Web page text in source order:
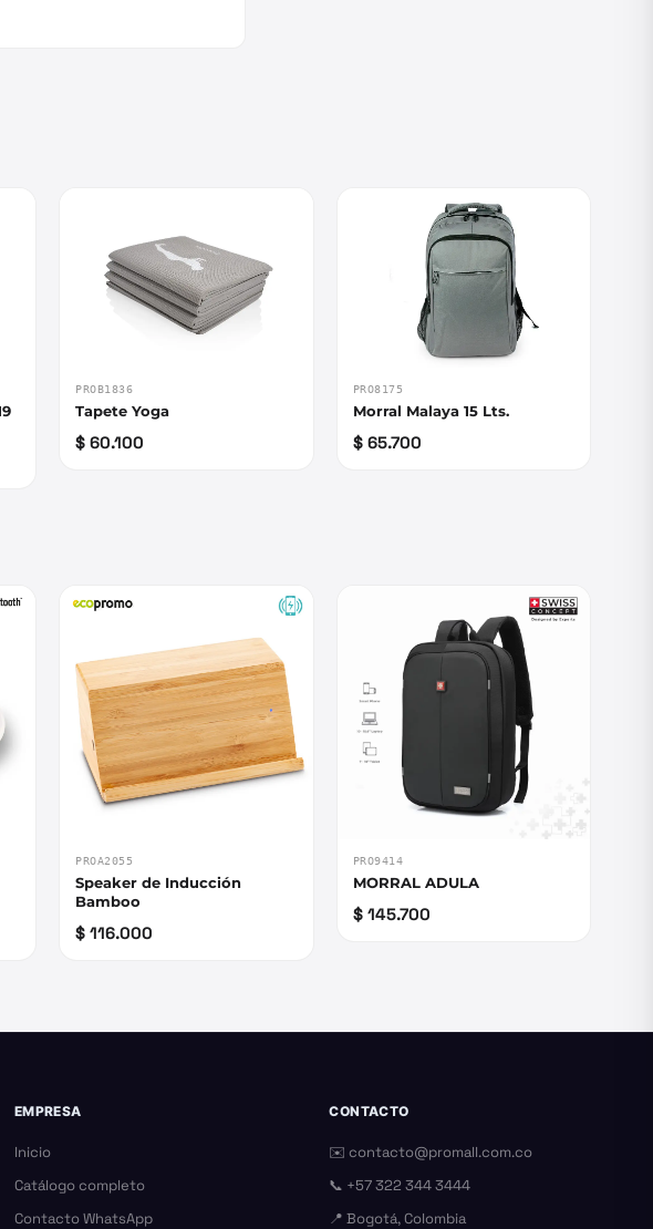
PROB1836
Tapete Yoga
$ 60.100
PRO8175
Morral Malaya 15 Lts.
$ 65.700
PROA2055
Speaker de Inducción
Bamboo
$ 116.000
PRO9414
MORRAL ADULA
$ 145.700
EMPRESA
Inicio
Catálogo completo
Contacto WhatsApp
CONTACTO
✉️contacto@promall.com.co
📞 +57 322 344 3444
📍 Bogotá, Colombia